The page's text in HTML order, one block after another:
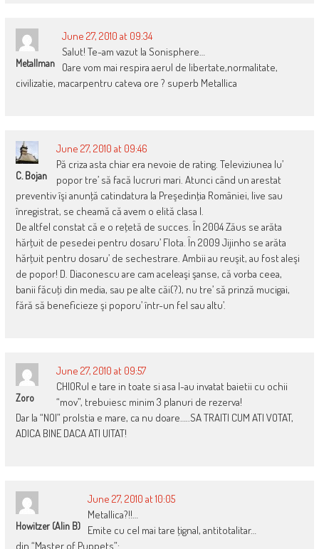
Metallman
June 27, 2010 at 09:34
Salut! Te-am vazut la Sonisphere…
Oare vom mai respira aerul de libertate,normalitate,
civilizatie, macarpentru cateva ore ? superb Metallica
C. Bojan
June 27, 2010 at 09:46
Pă criza asta chiar era nevoie de rating. Televiziunea lu’
popor tre’ să facă lucruri mari. Atunci când un arestat
preventiv îşi anunţă catindatura la Preşedinţia României, live sau
înregistrat, se cheamă că avem o elită clasa I.
De altfel constat că e o reţetă de succes. În 2004 Zăus se arăta
hărţuit de pesedei pentru dosaru’ Flota. În 2009 Jijinho se arăta
hărţuit pentru dosaru’ de sechestrare. Ambii au reuşit, au fost aleşi
de popor! D. Diaconescu are cam aceleaşi şanse, că vorba ceea,
banii făcuţi din media, sau pe alte căi(?), nu tre’ să prinză mucigai,
fără să beneficieze şi poporu’ într-un fel sau altu’.
Zoro
June 27, 2010 at 09:57
CHIORul e tare in toate si asa l-au invatat baietii cu ochii
“mov”, trebuiesc minim 3 planuri de rezerva!
Dar la “NOI” prolstia e mare, ca nu doare…..SA TRAITI CUM ATI VOTAT,
ADICA BINE DACA ATI UITAT!
Howitzer (Alin B)
June 27, 2010 at 10:05
Metallica?!!…
Emite cu cel mai tare ţignal, antitotalitar…
din “Master of Puppets”: